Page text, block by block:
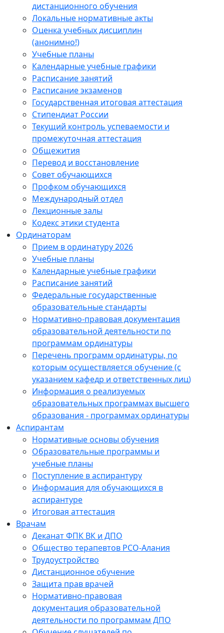
дистанционного обучения
Локальные нормативные акты
Оценка учебных дисциплин
(анонимно!)
Учебные планы
Календарные учебные графики
Расписание занятий
Расписание экзаменов
Государственная итоговая аттестация
Стипендиат России
Текущий контроль успеваемости и
промежуточная аттестация
Общежития
Перевод и восстановление
Совет обучающихся
Профком обучающихся
Международный отдел
Лекционные залы
Кодекс этики студента
Ординаторам
Прием в ординатуру 2026
Учебные планы
Календарные учебные графики
Расписание занятий
Федеральные государственные
образовательные стандарты
Нормативно-правовая документация
образовательной деятельности по
программам ординатуры
Перечень программ ординатуры, по
которым осуществляется обучение (с
указанием кафедр и ответственных лиц)
Информация о реализуемых
образовательных программах высшего
образования - программах ординатуры
Аспирантам
Нормативные основы обучения
Образовательные программы и
учебные планы
Поступление в аспирантуру
Информация для обучающихся в
аспирантуре
Итоговая аттестация
Врачам
Деканат ФПК ВК и ДПО
Общество терапевтов РСО-Алания
Трудоустройство
Дистанционное обучение
Защита прав врачей
Нормативно-правовая
документация образовательной
деятельности по программам ДПО